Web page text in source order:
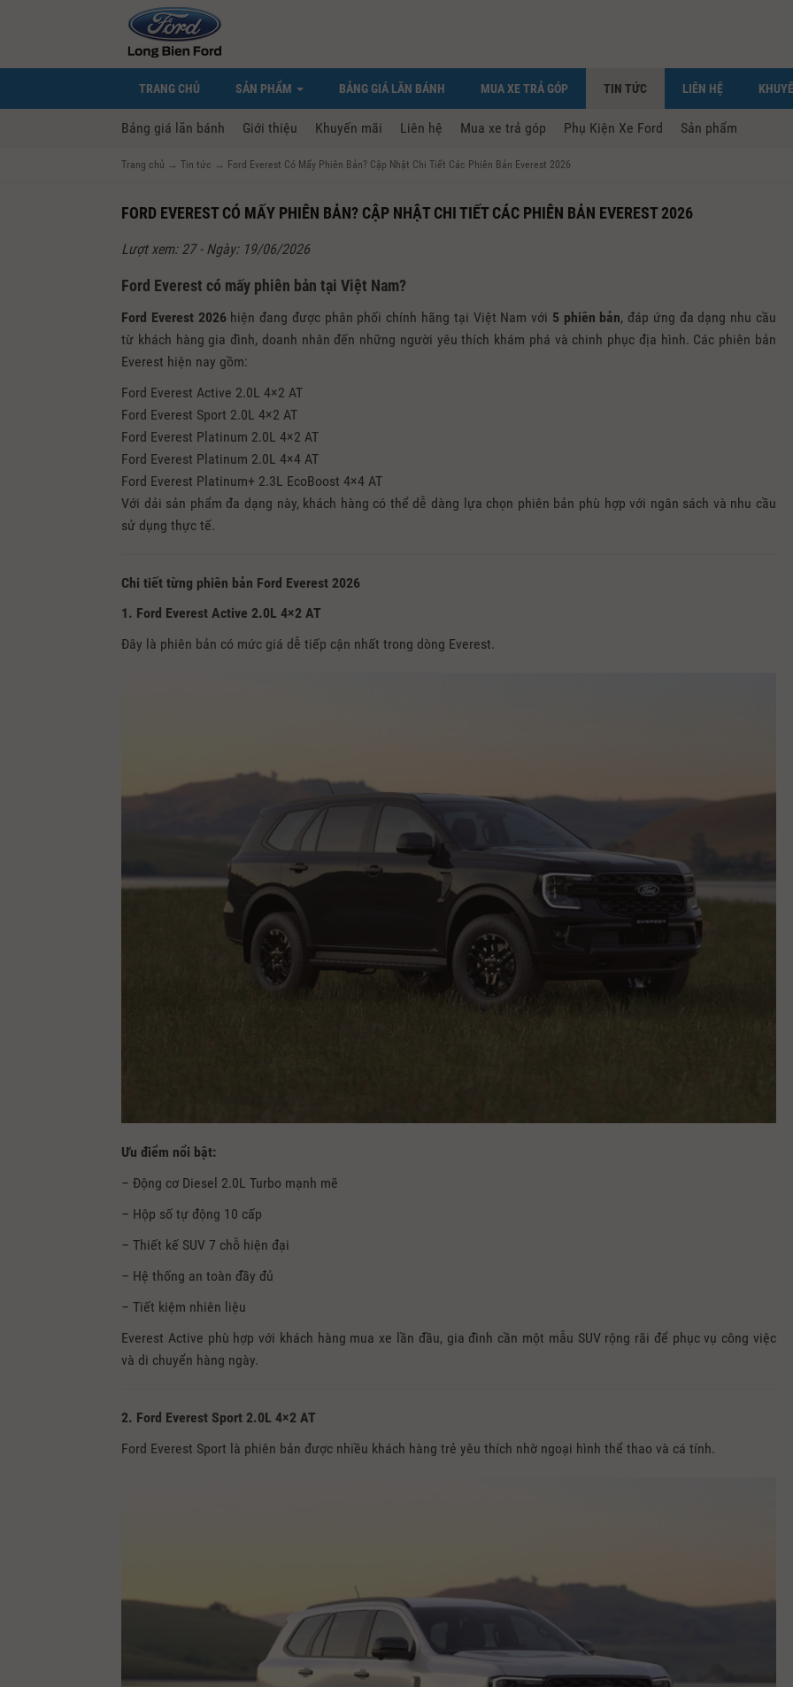
TRANG CHỦ SẢN PHẨM BẢNG GIÁ LĂN BÁNH MUA XE TRẢ GÓP TIN TỨC LIÊN HỆ
Bảng giá lăn bánh Giới thiệu Khuyến mãi Liên hệ Mua xe trả góp Phụ Kiện Xe Ford Sản phẩm
Trang chủ → Tin tức → Ford Everest Có Mấy Phiên Bản? Cập Nhật Chi Tiết Các Phiên Bản Everest 2026
FORD EVEREST CÓ MẤY PHIÊN BẢN? CẬP NHẬT CHI TIẾT CÁC PHIÊN BẢN EVEREST 2026
Lượt xem: 27 - Ngày: 19/06/2026
Ford Everest có mấy phiên bản tại Việt Nam?
Ford Everest 2026hiện đang được phân phối chính hãng tại Việt Nam với 5 phiên bản, đáp ứng đa dạng nhu cầu
từ khách hàng gia đình, doanh nhân đến những người yêu thích khám phá và chinh phục địa hình. Các phiên bản
Everest hiện nay gồm:
Ford Everest Active 2.0L 4×2 AT
Ford Everest Sport 2.0L 4×2 AT
Ford Everest Platinum 2.0L 4×2 AT
Ford Everest Platinum 2.0L 4×4 AT
Ford Everest Platinum+ 2.3L EcoBoost 4×4 AT
Với dải sản phẩm đa dạng này, khách hàng có thể dễ dàng lựa chọn phiên bản phù hợp với ngân sách và nhu cầu
sử dụng thực tế.
Chi tiết từng phiên bản Ford Everest 2026
1. Ford Everest Active 2.0L 4×2 AT
Đây là phiên bản có mức giá dễ tiếp cận nhất trong dòng Everest.
Ưu điểm nổi bật:
– Động cơ Diesel 2.0L Turbo mạnh mẽ
– Hộp số tự động 10 cấp
– Thiết kế SUV 7 chỗ hiện đại
– Hệ thống an toàn đầy đủ
– Tiết kiệm nhiên liệu
Everest Active phù hợp với khách hàng mua xe lần đầu, gia đình cần một mẫu SUV rộng rãi để phục vụ công việc
và di chuyển hàng ngày.
2. Ford Everest Sport 2.0L 4×2 AT
Ford Everest Sport là phiên bản được nhiều khách hàng trẻ yêu thích nhờ ngoại hình thể thao và cá tính.